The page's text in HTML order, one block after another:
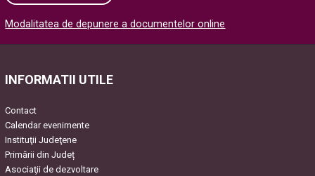
Please leave this field empty.
Modalitatea de depunere a documentelor online
INFORMATII UTILE
Contact
Calendar evenimente
Instituţii Judeţene
Primării din Județ
Asociaţii de dezvoltare